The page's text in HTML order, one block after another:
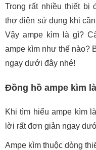
Trong rất nhiều thiết bị
thợ điện sử dụng khi
Vậy ampe kìm là gì?
ampe kìm như thế nào?
ngay dưới đây nhé!
Đồng hồ ampe kìm
Khi tìm hiểu ampe kìm
lời rất đơn giản ngay
Ampe kìm thuộc dòng